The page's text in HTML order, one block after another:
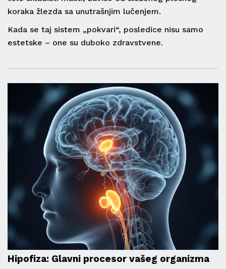
koraka žlezda sa unutrašnjim lučenjem.
Kada se taj sistem „pokvari“, posledice nisu samo
estetske – one su duboko zdravstvene.
Hipofiza: Glavni procesor vašeg organizma